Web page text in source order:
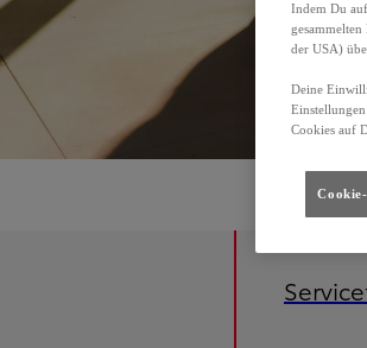
Indem Du
der USA)
Deine
Cookies auf